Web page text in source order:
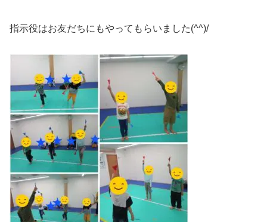
指示役はお友だちにもやってもらいました(^^)/